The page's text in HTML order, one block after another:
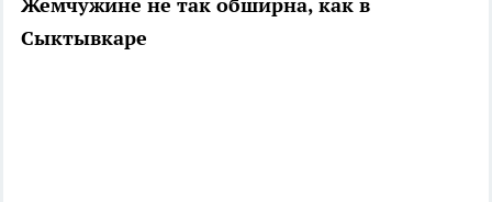
Жемчужине не так обширна, как в
Сыктывкаре